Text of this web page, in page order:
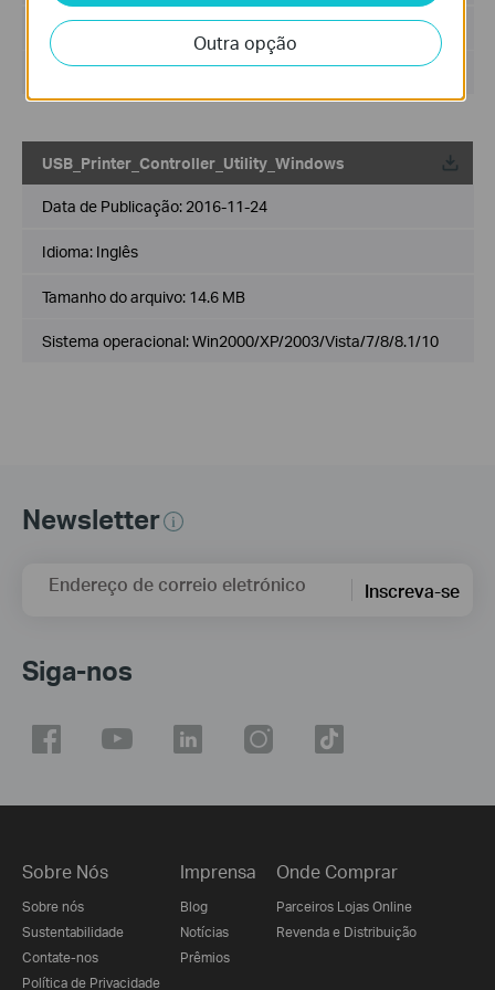
Tamanho do arquivo:
Sistema operacional: Mac OS 10.9-10.14
USB_Printer_Controller_Utility_Windows
Data de Publicação: 2016-11-24
Idioma: Inglês
Tamanho do arquivo: 14.6 MB
Sistema operacional: Win2000/XP/2003/Vista/7/8/8.1/10
Newsletter
Endereço de correio eletrónico Inscreva-se
Siga-nos
Sobre Nós
Sobre nós
Sustentabilidade
Contate-nos
Política de Privacidade
Imprensa
Blog
Notícias
Prêmios
Onde Comprar
Parceiros Lojas Online
Revenda e Distribuição
Outra opção